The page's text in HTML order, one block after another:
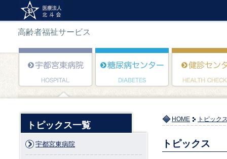
高齢者福祉サービス
HOME トピック
トピックス
トピックス一覧
宇都宮東病院